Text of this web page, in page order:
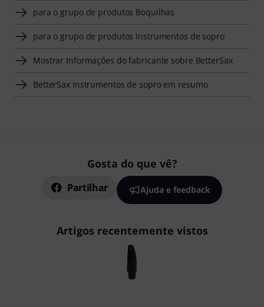
para o grupo de produtos Boquilhas
para o grupo de produtos Instrumentos de sopro
Mostrar Informações do fabricante sobre BetterSax
BetterSax Instrumentos de sopro em resumo
Gosta do que vê?
Partilhar Ajuda e feedback
Artigos recentemente vistos